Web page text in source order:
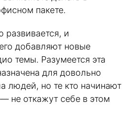
пакете.
развивается, и
добавляют новые
темы. Разумеется эта
для довольно
людей, но те кто начинают
не откажут себе в этом